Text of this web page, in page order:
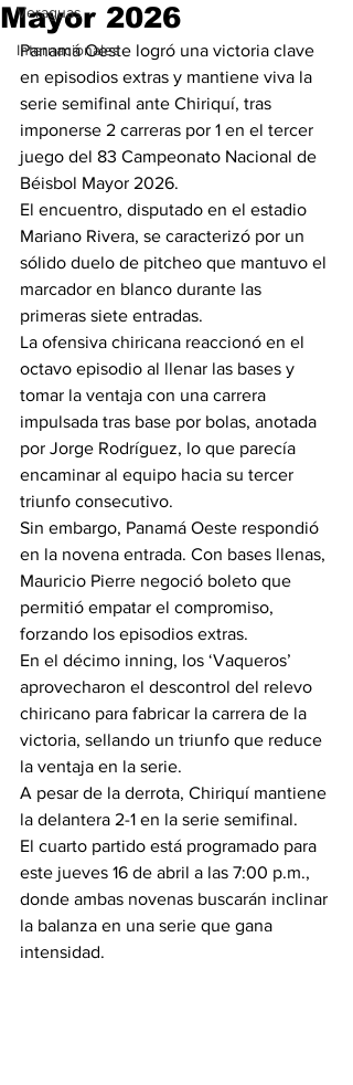
Veraguas
Internacionales
Mayor 2026
Panamá Oeste logró una victoria clave
en episodios extras y mantiene viva la
serie semifinal ante Chiriquí, tras
imponerse 2 carreras por 1 en el tercer
juego del 83 Campeonato Nacional de
Béisbol Mayor 2026.
El encuentro, disputado en el estadio
Mariano Rivera, se caracterizó por un
sólido duelo de pitcheo que mantuvo el
marcador en blanco durante las
primeras siete entradas.
La ofensiva chiricana reaccionó en el
octavo episodio al llenar las bases y
tomar la ventaja con una carrera
impulsada tras base por bolas, anotada
por Jorge Rodríguez, lo que parecía
encaminar al equipo hacia su tercer
triunfo consecutivo.
Sin embargo, Panamá Oeste respondió
en la novena entrada. Con bases llenas,
Mauricio Pierre negoció boleto que
permitió empatar el compromiso,
forzando los episodios extras.
En el décimo inning, los ‘Vaqueros’
aprovecharon el descontrol del relevo
chiricano para fabricar la carrera de la
victoria, sellando un triunfo que reduce
la ventaja en la serie.
A pesar de la derrota, Chiriquí mantiene
la delantera 2-1 en la serie semifinal.
El cuarto partido está programado para
este jueves 16 de abril a las 7:00 p.m.,
donde ambas novenas buscarán inclinar
la balanza en una serie que gana
intensidad.